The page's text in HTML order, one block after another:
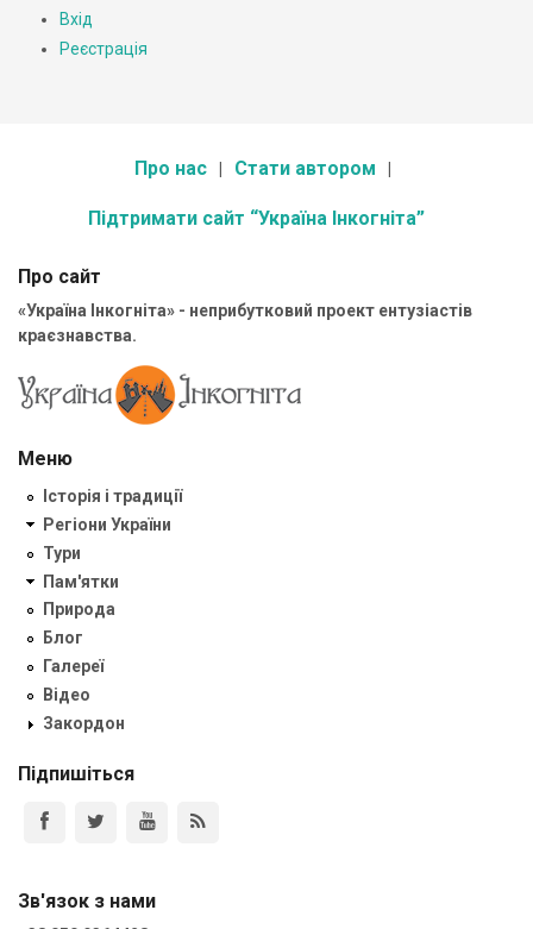
Вхід
Реєстрація
Про нас Стати автором
Підтримати сайт “Україна Інкогніта”
Про сайт
«Україна Інкогніта» - неприбутковий проект ентузіастів
краєзнавства.
Меню
Історія і традиції
Регіони України
Тури
Пам'ятки
Природа
Блог
Галереї
Відео
Закордон
Підпишіться
Зв'язок з нами